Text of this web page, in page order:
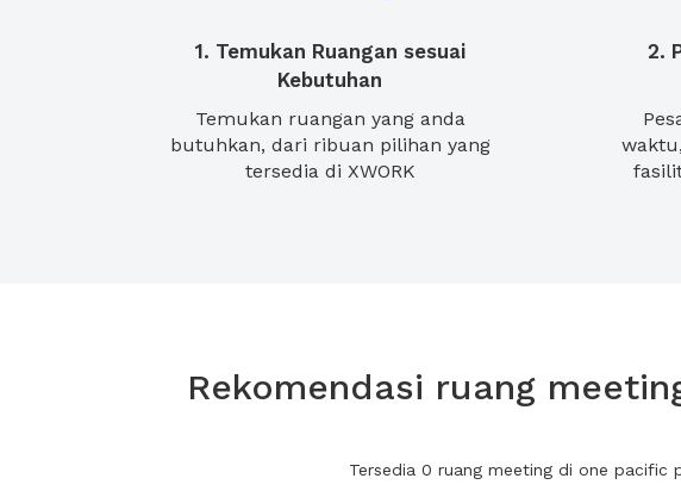
1. Temukan Ruangan sesuai
Kebutuhan
Temukan ruangan yang anda
butuhkan, dari ribuan pilihan yang
tersedia di XWORK
2.
Rekomendasi ruang
Tersedia 0 ruang meeting di one pacific